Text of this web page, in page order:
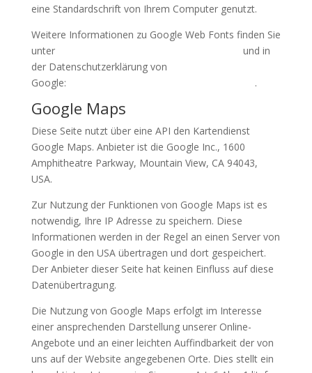
eine Standardschrift von Ihrem Computer genutzt.
Weitere Informationen zu Google Web Fonts finden Sie
unter
und in
der Datenschutzerklärung von
Google:
.
Google Maps
Diese Seite nutzt über eine API den Kartendienst
Google Maps. Anbieter ist die Google Inc., 1600
Amphitheatre Parkway, Mountain View, CA 94043,
USA.
Zur Nutzung der Funktionen von Google Maps ist es
notwendig, Ihre IP Adresse zu speichern. Diese
Informationen werden in der Regel an einen Server von
Google in den USA übertragen und dort gespeichert.
Der Anbieter dieser Seite hat keinen Einfluss auf diese
Datenübertragung.
Die Nutzung von Google Maps erfolgt im Interesse
einer ansprechenden Darstellung unserer Online-
Angebote und an einer leichten Auffindbarkeit der von
uns auf der Website angegebenen Orte. Dies stellt ein